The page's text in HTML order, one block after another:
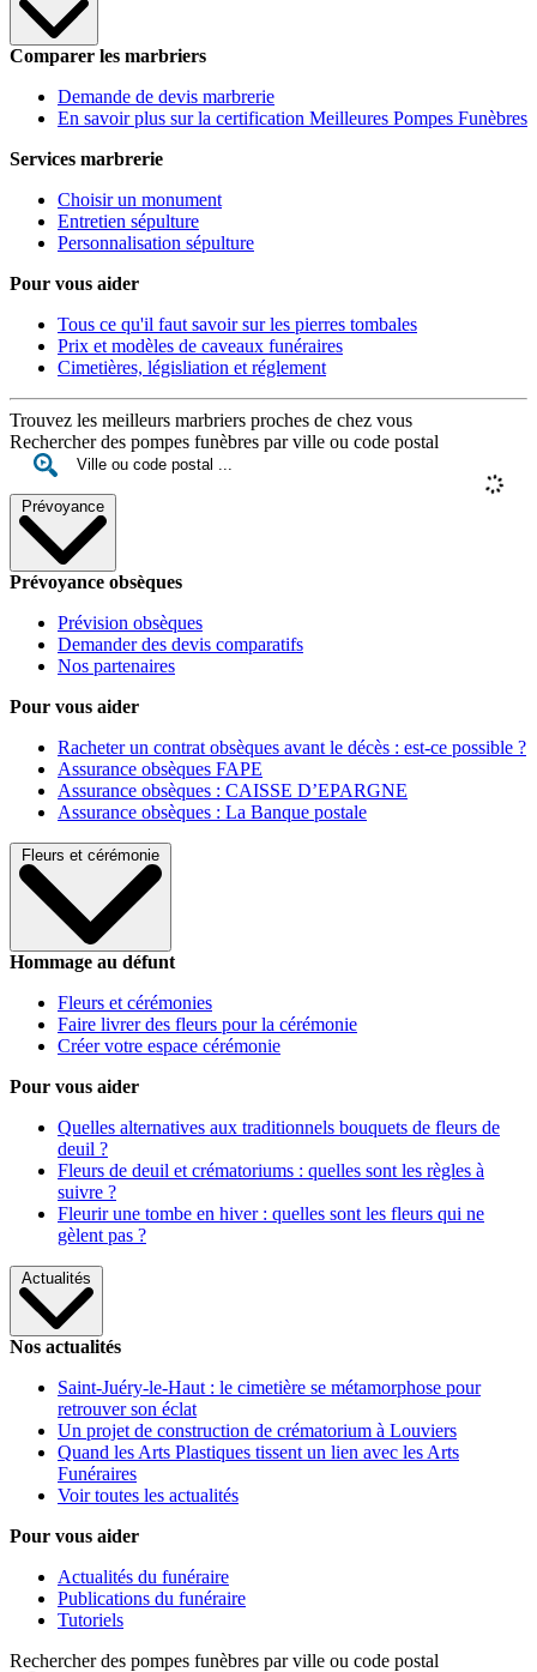
Comparer les marbriers
Demande de devis marbrerie
En savoir plus sur la certification Meilleures Pompes Funèbres
Services marbrerie
Choisir un monument
Entretien sépulture
Personnalisation sépulture
Pour vous aider
Tous ce qu'il faut savoir sur les pierres tombales
Prix et modèles de caveaux funéraires
Cimetières, législiation et réglement
Trouvez les meilleurs marbriers proches de chez vous
Rechercher des pompes funèbres par ville ou code postal
Prévoyance
Prévoyance obsèques
Prévision obsèques
Demander des devis comparatifs
Nos partenaires
Pour vous aider
Racheter un contrat obsèques avant le décès : est-ce possible ?
Assurance obsèques FAPE
Assurance obsèques : CAISSE D’EPARGNE
Assurance obsèques : La Banque postale
Fleurs et cérémonie
Hommage au défunt
Fleurs et cérémonies
Faire livrer des fleurs pour la cérémonie
Créer votre espace cérémonie
Pour vous aider
Quelles alternatives aux traditionnels bouquets de fleurs de
deuil ?
Fleurs de deuil et crématoriums : quelles sont les règles à
suivre ?
Fleurir une tombe en hiver : quelles sont les fleurs qui ne
gèlent pas ?
Actualités
Nos actualités
Saint-Juéry-le-Haut : le cimetière se métamorphose pour
retrouver son éclat
Un projet de construction de crématorium à Louviers
Quand les Arts Plastiques tissent un lien avec les Arts
Funéraires
Voir toutes les actualités
Pour vous aider
Actualités du funéraire
Publications du funéraire
Tutoriels
Rechercher des pompes funèbres par ville ou code postal